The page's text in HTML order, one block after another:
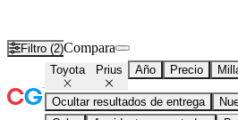
Filtro (2)Compara
Toyota Prius Año Precio
Ocultar resultados de entrega